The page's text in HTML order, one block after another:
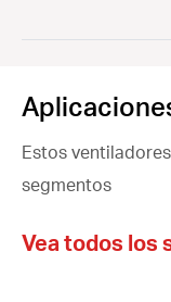
Estos
segmentos
Vea todos los